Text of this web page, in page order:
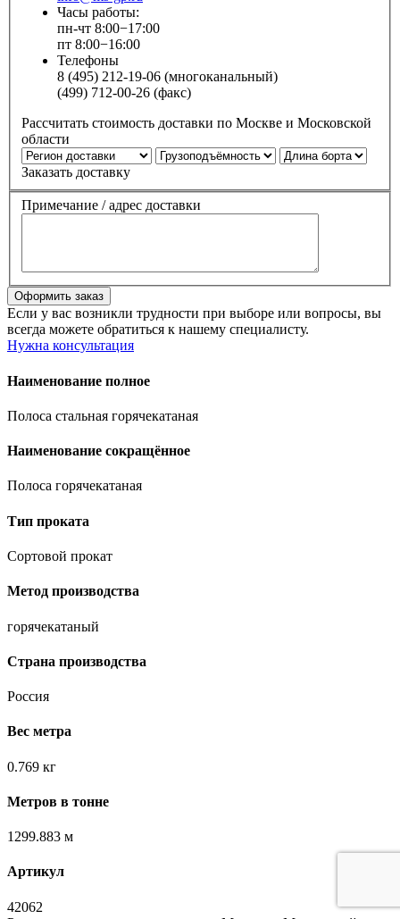
Часы работы:
пн-чт 8:00−17:00
пт 8:00−16:00
Телефоны
8 (495) 212-19-06 (многоканальный)
(499) 712-00-26 (факс)
Рассчитать стоимость доставки по Москве и Московской
области
Заказать доставку
Примечание / адрес доставки
Если у вас возникли трудности при выборе или вопросы, вы
всегда можете обратиться к нашему специалисту.
Нужна консультация
Наименование полное
Полоса стальная горячекатаная
Наименование сокращённое
Полоса горячекатаная
Тип проката
Сортовой прокат
Метод производства
горячекатаный
Страна производства
Россия
Вес метра
0.769 кг
Метров в тонне
1299.883 м
Артикул
42062